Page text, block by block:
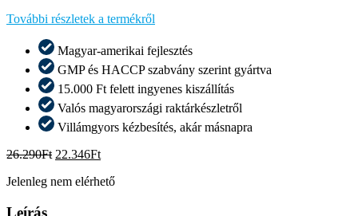
További részletek a termékről
Magyar-amerikai fejlesztés
GMP és HACCP szabvány szerint gyártva
15.000 Ft felett ingyenes kiszállítás
Valós magyarországi raktárkészletről​
Villámgyors kézbesítés, akár másnapra​
26.290Ft Original
was:
22.346FtCurrent
is:
Jelenleg nem elérhető
Leírás